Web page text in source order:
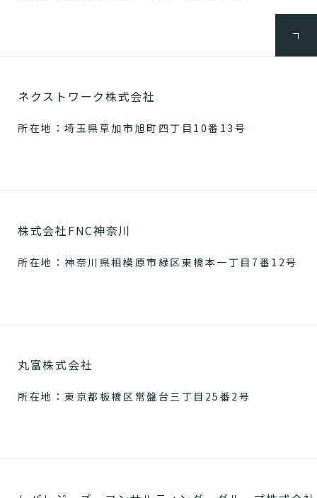
ネクストワーク株式会社
所在地：埼玉県草加市旭町四丁目10番13号
株式会社FNC神奈川
所在地：神奈川県相模原市緑区東橋本一丁目7番12号
丸富株式会社
所在地：東京都板橋区常盤台三丁目25番2号